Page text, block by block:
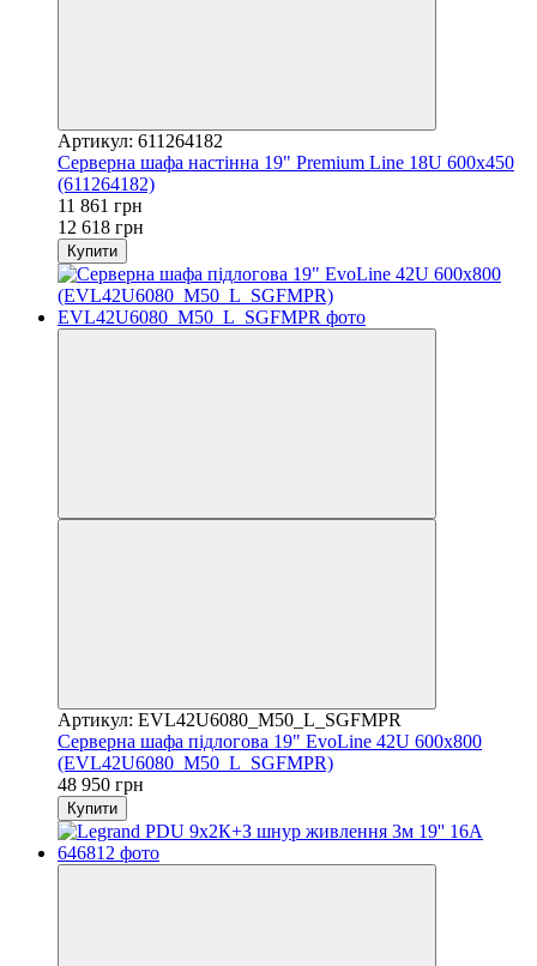
Артикул: 611264182
Серверна шафа настінна 19" Premium Line 18U 600x450
(611264182)
11 861 грн
12 618 грн
Купити
Артикул: EVL42U6080_M50_L_SGFMPR
Серверна шафа підлогова 19" EvoLine 42U 600x800
(EVL42U6080_M50_L_SGFMPR)
48 950 грн
Купити